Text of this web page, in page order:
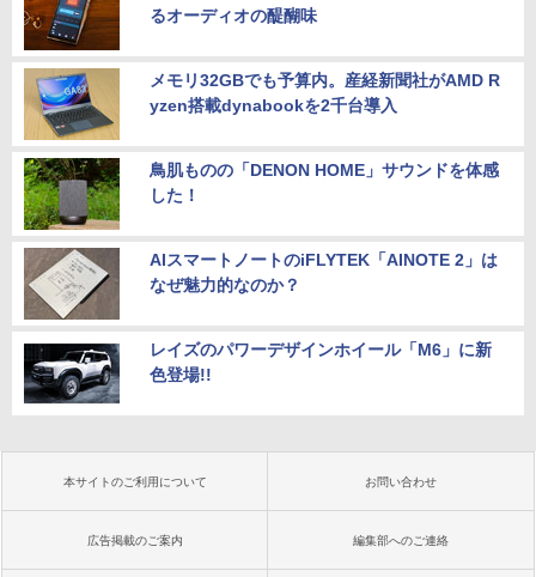
るオーディオの醍醐味
メモリ32GBでも予算内。産経新聞社がAMD R
yzen搭載dynabookを2千台導入
鳥肌ものの「DENON HOME」サウンドを体感
した！
AIスマートノートのiFLYTEK「AINOTE 2」は
なぜ魅力的なのか？
レイズのパワーデザインホイール「M6」に新
色登場!!
本サイトのご利用について お問い合わせ
広告掲載のご案内 編集部へのご連絡